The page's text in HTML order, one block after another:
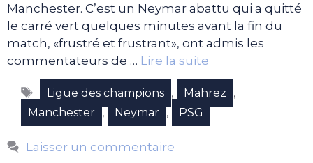
Manchester. C’est un Neymar abattu qui a quitté
le carré vert quelques minutes avant la fin du
match, «frustré et frustrant», ont admis les
commentateurs de … Lire la suite
Étiquettes
Ligue des champions , Mahrez ,
Manchester , Neymar , PSG
Laisser un commentaire